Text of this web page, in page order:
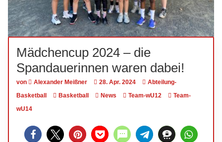
Mädchencup 2024 – die
Spandauerinnen waren dabei!
von Alexander Meißner 28. Apr. 2024
Abteilung-
Basketball
Basketball News Team-wU12
Team-
wU14